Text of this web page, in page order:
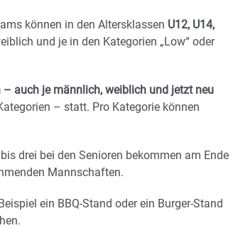
können in den Altersklassen U12, U14,
und je in den Kategorien „Low“ oder
auch je männlich, weiblich und jetzt neu
– statt. Pro Kategorie können
drei bei den Senioren bekommen am Ende
Mannschaften.
ein BBQ-Stand oder ein Burger-Stand